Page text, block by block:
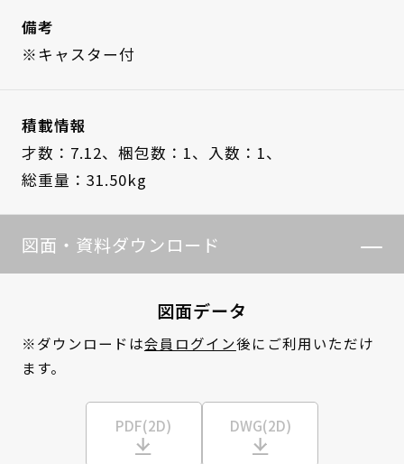
備考
※キャスター付
積載情報
才数：7.12、 梱包数：1、
入数：1、
総重量：31.50kg
図面・資料ダウンロード
図面データ
※ダウンロードは会員ログイン後にご利用いただけ
ます。
PDF(2D) DWG(2D)